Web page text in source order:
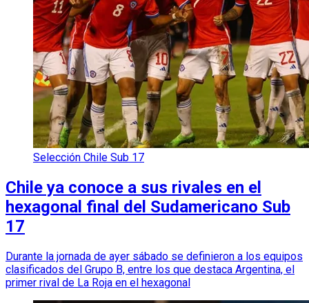
Selección Chile Sub 17
Chile ya conoce a sus rivales en el
hexagonal final del Sudamericano Sub
17
Durante la jornada de ayer sábado se definieron a los equipos
clasificados del Grupo B, entre los que destaca Argentina, el
primer rival de La Roja en el hexagonal